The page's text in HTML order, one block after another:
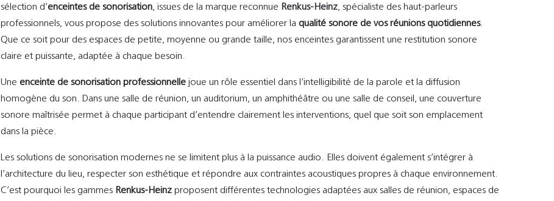
sélection d’enceintes de sonorisation, issues de la marque reconnue Renkus-Heinz, spécialiste des haut-parleurs
professionnels, vous propose des solutions innovantes pour améliorer la qualité sonore de vos réunions quotidiennes.
Que ce soit pour des espaces de petite, moyenne ou grande taille, nos enceintes garantissent une restitution sonore
claire et puissante, adaptée à chaque besoin.
Uneenceinte de sonorisation professionnelle joue un rôle essentiel dans l’intelligibilité de la parole et la diffusion
homogène du son. Dans une salle de réunion, un auditorium, un amphithéâtre ou une salle de conseil, une couverture
sonore maîtrisée permet à chaque participant d’entendre clairement les interventions, quel que soit son emplacement
dans la pièce.
Les solutions de sonorisation modernes ne se limitent plus à la puissance audio. Elles doivent également s’intégrer à
l’architecture du lieu, respecter son esthétique et répondre aux contraintes acoustiques propres à chaque environnement.
C’est pourquoi les gammes Renkus-Heinz proposent différentes technologies adaptées aux salles de réunion, espaces de